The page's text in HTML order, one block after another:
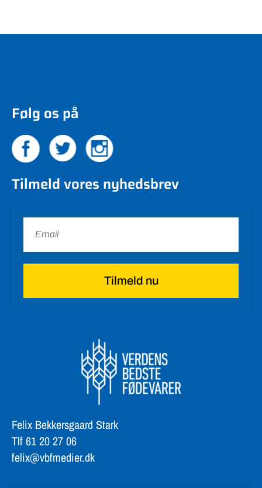
Følg os på
Tilmeld vores nyhedsbrev
Tilmeld nu
Felix Bekkersgaard Stark
Tlf 61 20 27 06
felix@vbfmedier.dk